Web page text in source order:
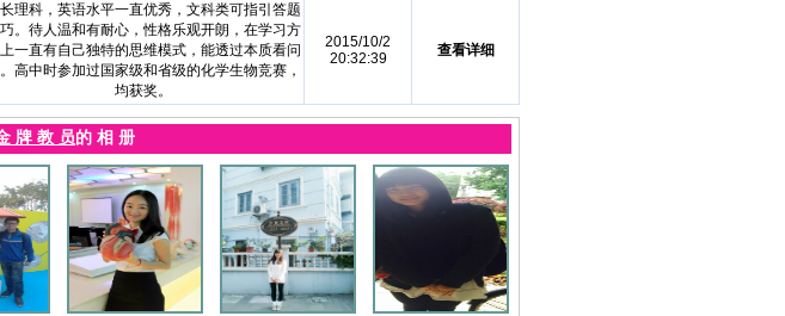
理科，英语水平一直优秀，文科类可指引答题
。待人温和有耐心，性格乐观开朗，在学习方
一直有自己独特的思维模式，能透过本质看问
高中时参加过国家级和省级的化学生物竞赛，
均获奖。
2015/10/2
20:32:39
查看详细
牌 教 员的 相 册